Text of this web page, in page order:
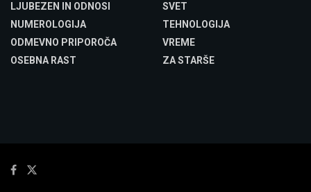
LJUBEZEN IN ODNOSI
NUMEROLOGIJA
ODMEVNO PRIPOROČA
OSEBNA RAST
SVET
TEHNOLOGIJA
VREME
ZA STARŠE